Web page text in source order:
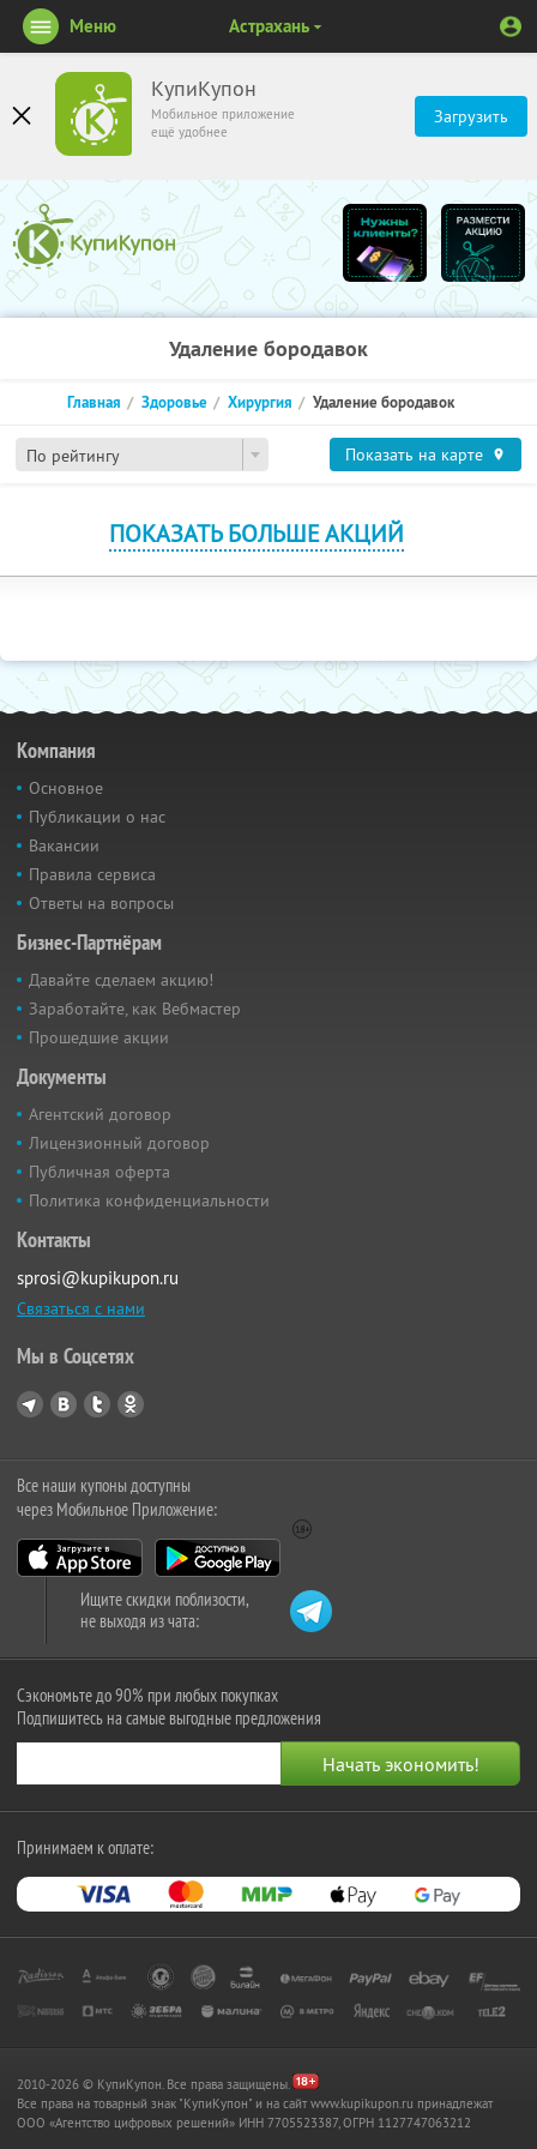
КупиКупон
Мобильное приложение
ещё удобнее
Загрузить
Меню Астрахань
Удаление бородавок
По рейтингу
Главная Здоровье Хирургия Удаление бородавок
Показать на карте
ПОКАЗАТЬ БОЛЬШЕ АКЦИЙ
Компания
Основное
Публикации о нас
Вакансии
Правила сервиса
Ответы на вопросы
Бизнес-Партнёрам
Давайте сделаем акцию!
Заработайте, как Вебмастер
Прошедшие акции
Документы
Агентский договор
Лицензионный договор
Публичная оферта
Политика конфиденциальности
Контакты
sprosi@kupikupon.ru
Связаться с нами
Мы в Соцсетях
Все наши купоны доступны
через Мобильное Приложение:
Ищите скидки поблизости,
не выходя из чата:
Сэкономьте до 90% при любых покупках
Подпишитесь на самые выгодные предложения
Принимаем к оплате:
2010-2026 © КупиКупон. Все права защищены.
Все права на товарный знак "КупиКупон" и на сайт www.kupikupon.ru принадлежат
OOO «Агентство цифровых решений» ИНН 7705523387, ОГРН 1127747063212